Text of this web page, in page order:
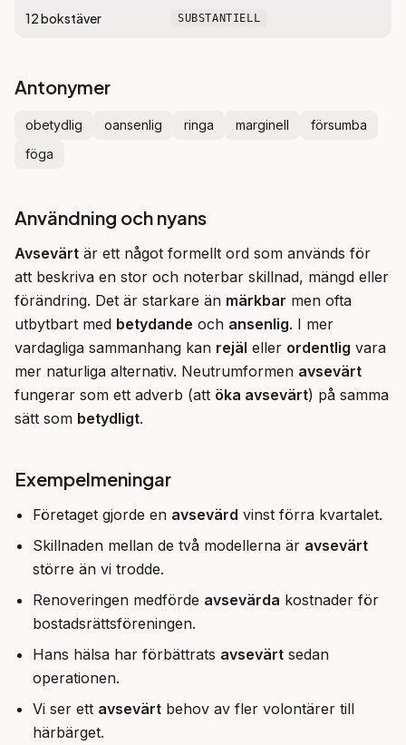
12bokstäver SUBSTANTIELL
Antonymer
obetydlig oansenlig ringa marginell
försumba
föga
Användning och nyans
Avsevärt är ett något formellt ord som används för
att beskriva en stor och noterbar skillnad, mängd eller
förändring. Det är starkare än märkbar men ofta
utbytbart med betydande och ansenlig. I mer
vardagliga sammanhang kan rejäl eller ordentlig vara
mer naturliga alternativ. Neutrumformen avsevärt
fungerar som ett adverb (att öka avsevärt) på samma
sätt som betydligt.
Exempelmeningar
Företaget gjorde en avsevärd vinst förra kvartalet.
Skillnaden mellan de två modellerna är avsevärt
större än vi trodde.
Renoveringen medförde avsevärda kostnader för
bostadsrättsföreningen.
Hans hälsa har förbättrats avsevärt sedan
operationen.
Vi ser ett avsevärt behov av fler volontärer till
härbärget.